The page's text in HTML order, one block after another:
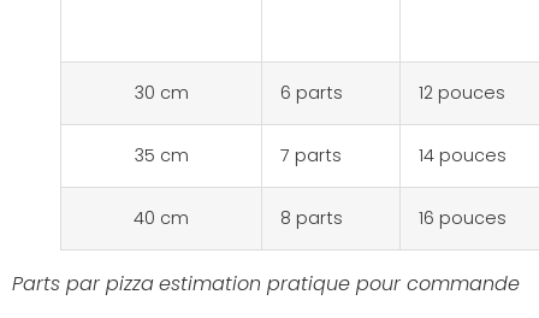
30 cm 6 parts 12 pouces
35 cm 7 parts 14 pouces
40 cm 8 parts 16 pouces
Parts par pizzaestimation pratique pour commande